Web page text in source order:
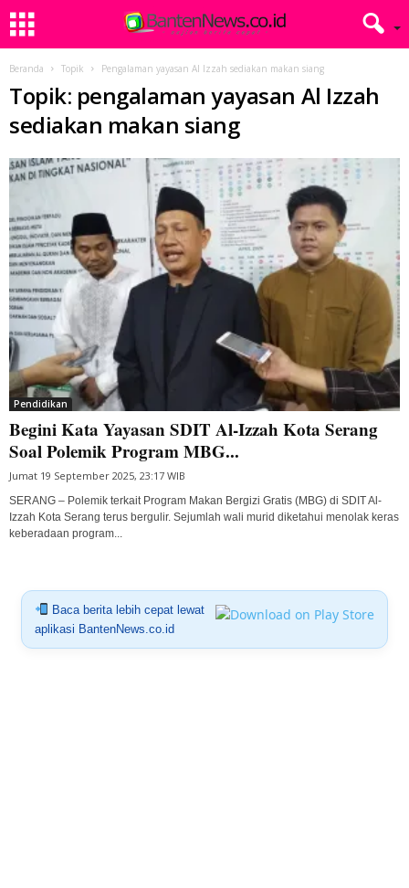
Beranda Topik Pengalaman yayasan Al Izzah sediakan makan siang
Topik: pengalaman yayasan Al Izzah
sediakan makan siang
Pendidikan
Begini Kata Yayasan SDIT Al-Izzah Kota Serang
Soal Polemik Program MBG...
Jumat 19 September 2025, 23:17 WIB
SERANG – Polemik terkait Program Makan Bergizi Gratis (MBG) di SDIT Al-
Izzah Kota Serang terus bergulir. Sejumlah wali murid diketahui menolak keras
keberadaan program...
Baca berita lebih cepat lewat
aplikasi BantenNews.co.id